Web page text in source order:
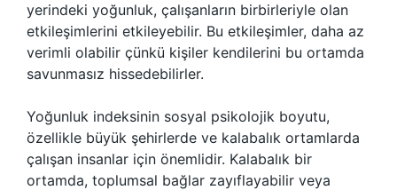
yerindeki yoğunluk, çalışanların birbirleriyle olan
etkileşimlerini etkileyebilir. Bu etkileşimler, daha az
verimli olabilir çünkü kişiler kendilerini bu ortamda
savunmasız hissedebilirler.
Yoğunluk indeksinin sosyal psikolojik boyutu,
özellikle büyük şehirlerde ve kalabalık ortamlarda
çalışan insanlar için önemlidir. Kalabalık bir
ortamda, toplumsal bağlar zayıflayabilir veya